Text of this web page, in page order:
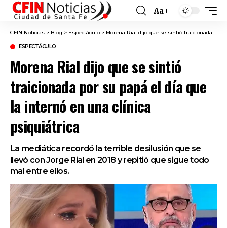
Font
Resizer
Aa
CFIN Noticias > Blog > Espectáculo > Morena Rial dijo que se sintió traicionada por su papá el día que la internó en una clínica psiquiátrica
ESPECTÁCULO
Morena Rial dijo que se sintió
traicionada por su papá el día que
la internó en una clínica
psiquiátrica
La mediática recordó la terrible desilusión que se
llevó con Jorge Rial en 2018 y repitió que sigue todo
mal entre ellos.